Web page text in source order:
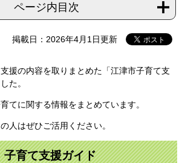
ページ内目次
掲載日：2026年4月1日更新
援の内容を取りまとめた「江津市子育て支
た。
てに関する情報をまとめています。
人はぜひご活用ください。
育て支援ガイド